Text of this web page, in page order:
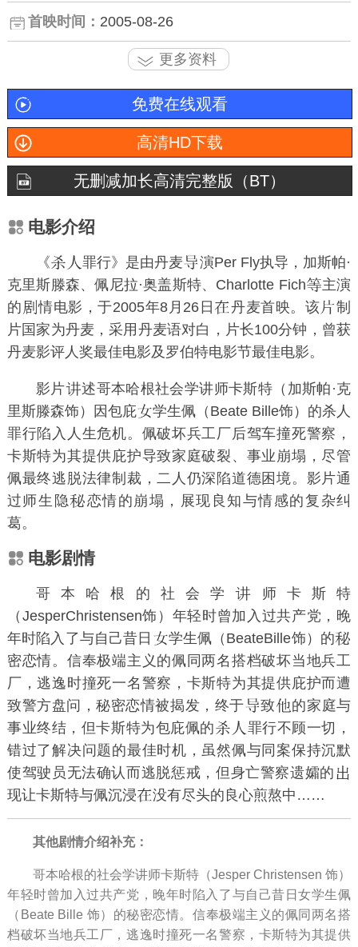
首映时间： 2005-08-26
更多资料
免费在线观看
高清HD下载
无删减加长高清完整版（BT）
电影介绍
《 罪行》是由丹麦 演Per Fly执导， 加斯帕·
克里斯滕森、佩尼拉·奥盖斯特、 Charlotte Fich
主演
的
情电影，于2005年8月26日 丹麦首映。该
制
片国家为丹麦，采用丹麦语对白，片长100分钟，曾获
丹麦影评人奖最佳电影及罗伯特电影节最佳电影。
影片 述哥本哈根社会学讲师卡斯特（加斯帕·克
里斯滕森饰）因包庇
学生佩（ Beate Bille饰）的杀人
罪行陷入人生危机。佩破坏兵工厂后驾车撞死警察，
卡斯特为其提供庇护导致家庭破裂、事业崩塌，尽管
佩最终逃脱法律制裁，二人仍深陷道德困境。影片通
过师生隐
恋情的崩塌，展现良知与情感的复杂纠
葛。
电影剧情
哥本哈根的社会学
师卡斯特
（JesperChristensen饰）年轻时曾加入过共产党，晚
年时陷入了与自己昔日
学生佩（BeateBille饰）的
密恋情。信奉极端主义的佩同两名搭档破坏当地兵工
厂，逃逸时撞死一名警察，卡斯特为其提供庇护而遭
致警方盘问，秘密恋情被揭发，终于
致
的家庭与
事业终结，但卡斯特为包庇佩的
罪行不顾一切，
错过了解决问题的最佳时机，虽然佩与同案保持沉默
使驾驶员无法确认而逃脱惩戒，但身亡警察遗孀的
现让卡斯特与佩沉浸
没有尽头的良心煎熬中……
其他剧情介绍补充：
哥本哈根的社会学讲师卡斯特（Jesper Christensen 饰）
年轻时曾加入过共产党，晚年时陷入了与自己昔日女学生佩
（Beate Bille 饰）的秘密恋情。信奉极端主义的佩同两名搭
档破坏当地兵工厂，逃逸时撞死一名警察，卡斯特为其提供